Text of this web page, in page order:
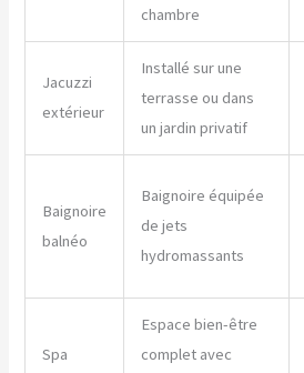
chambre
Jacuzzi
extérieur
Installé sur une
terrasse ou dans
un jardin privatif
Baignoire
balnéo
Baignoire équipée
de jets
hydromassants
Spa
Espace bien-être
complet avec